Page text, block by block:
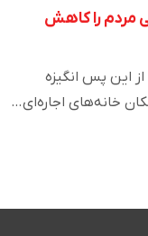
مردم را کاهش
این پس انگیزه
خانه‌های اجاره‌ای…